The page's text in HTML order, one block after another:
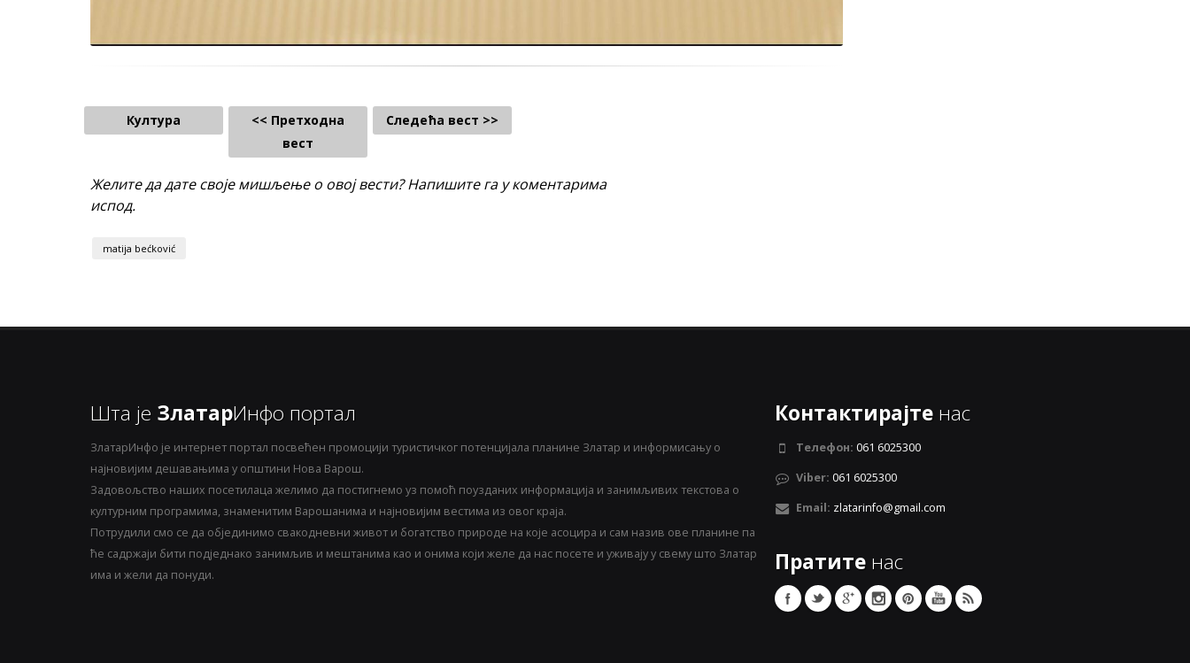
Култура
<< Претходна
вест
Следећа вест >>
Желите да дате своје мишљење о овој вести? Напишите га у коментарима
испод.
matija bećković
Шта је ЗлатарИнфо портал
ЗлатарИнфо је интернет портал посвећен промоцији туристичког потенцијала планине Златар и информисању о
најновијим дешавањима у општини Нова Варош.
Задовољство наших посетилаца желимо да постигнемо уз помоћ поузданих информација и занимљивих текстова о
културним програмима, знаменитим Варошанима и најновијим вестима из овог краја.
Потрудили смо се да објединимо свакодневни живот и богатство природе на које асоцира и сам назив ове планине па
ће садржаји бити подједнако занимљив и мештанима као и онима који желе да нас посете и уживају у свему што Златар
има и жели да понуди.
Контактирајте нас
Телефон: 061 6025300
Viber: 061 6025300
Email: zlatarinfo@gmail.com
Пратите нас